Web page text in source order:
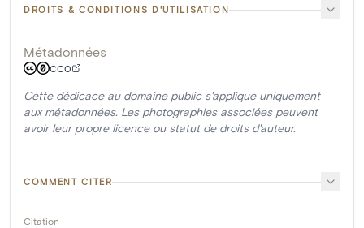
DROITS & CONDITIONS D'UTILISATION
Métadonnées
CC0
Cette dédicace au domaine public s'applique uniquement
aux métadonnées. Les photographies associées peuvent
avoir leur propre licence ou statut de droits d'auteur.
COMMENT CITER
Citation